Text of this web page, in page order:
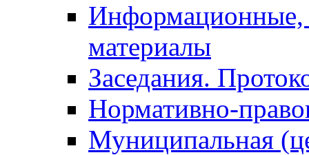
Информационные,
материалы
Заседания.
Нормативно-
Муниципальная